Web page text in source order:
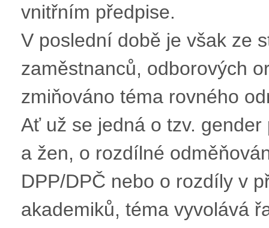
vnitřním předpise.
V poslední době je však ze
zaměstnanců, odborových
zmiňováno téma rovného
Ať už se jedná o tzv.
a žen, o rozdílné
DPP/DPČ nebo o rozdíly v
akademiků, téma vyvolává